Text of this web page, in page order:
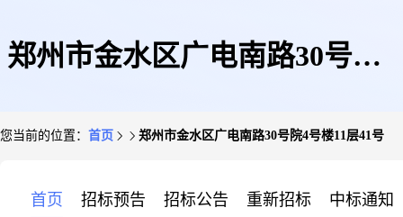
郑州市金水区广电南路30号院4
您当前的位置： 首页 郑州市金水区广电南路30号院4号楼11层41号
首页 招标预告 招标公告 重新招标 中标通知